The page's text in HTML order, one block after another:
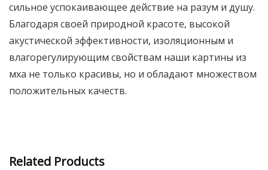
сильное успокаивающее действие на разум и душу.
Благодаря своей природной красоте, высокой
акустической эффективности, изоляционным и
влагорегулирующим свойствам наши картины из
мха не только красивы, но и обладают множеством
положительных качеств.
Related Products